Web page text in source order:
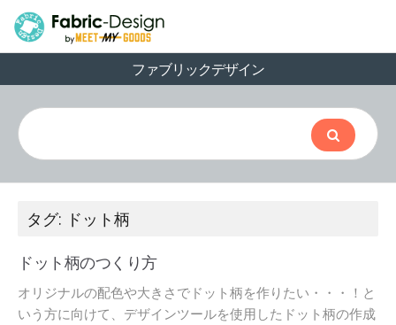
ファブリックデザイン
タグ: ドット柄
ドット柄のつくり方
オリジナルの配色や大きさでドット柄を作りたい・・・！と
いう方に向けて、デザインツールを使用したドット柄の作成